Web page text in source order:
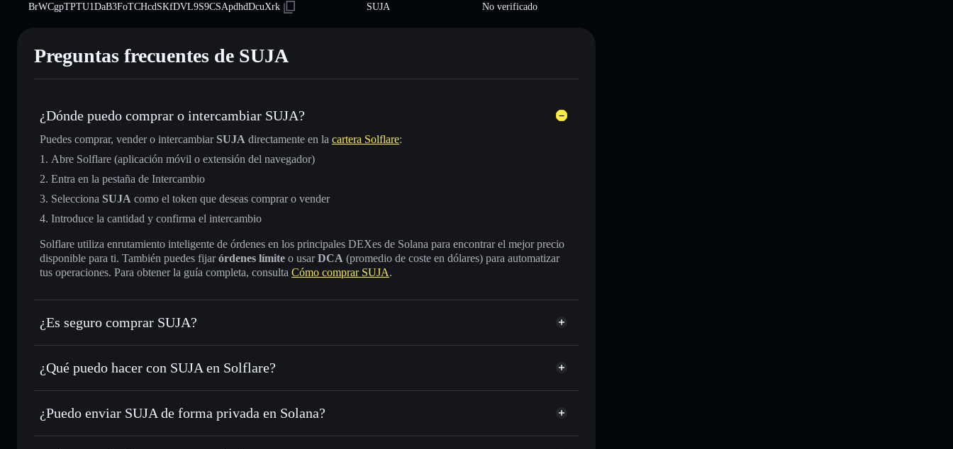
BrWCgpTPTU1DaB3FoTCHcdSKfDVL9S9CSApdhdDcuXrk SUJA No verificado
Preguntas frecuentes de SUJA
¿Dónde puedo comprar o intercambiar SUJA?
Puedes comprar, vender o intercambiar SUJA directamente en la cartera Solflare:
Abre Solflare (aplicación móvil o extensión del navegador)
Entra en la pestaña de Intercambio
Selecciona SUJA como el token que deseas comprar o vender
Introduce la cantidad y confirma el intercambio
Solflare utiliza enrutamiento inteligente de órdenes en los principales DEXes de Solana para encontrar el mejor precio
disponible para ti. También puedes fijarórdenes límite o usarDCA (promedio de coste en dólares) para automatizar
tus operaciones. Para obtener la guía completa, consulta Cómo comprar SUJA.
¿Es seguro comprar SUJA?
SUJA no está verificado
¿Qué puedo hacer con SUJA en Solflare?
SUJA
cartera de Solflare
Intercambiar al instante: operar con SUJA para SOL, USDC o miles de otros tokens de Solana con enrutamiento
¿Puedo enviar SUJA de forma privada en Solana?
agregador de privacidad